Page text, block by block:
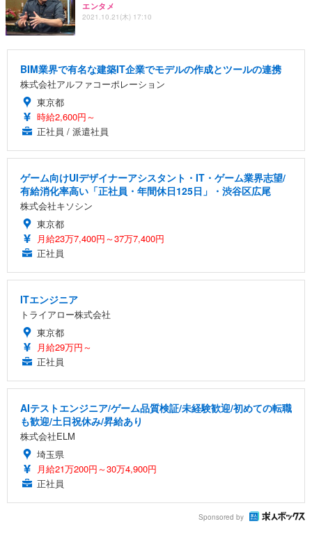
エンタメ
2021.10.21(木) 17:10
BIM業界で有名な建築IT企業でモデルの作成とツールの連携
株式会社アルファコーポレーション
東京都
時給2,600円～
正社員 / 派遣社員
ゲーム向けUIデザイナーアシスタント・IT・ゲーム業界志望/
有給消化率高い「正社員・年間休日125日」・渋谷区広尾
株式会社キソシン
東京都
月給23万7,400円～37万7,400円
正社員
ITエンジニア
トライアロー株式会社
東京都
月給29万円～
正社員
AIテストエンジニア/ゲーム品質検証/未経験歓迎/初めての転職
も歓迎/土日祝休み/昇給あり
株式会社ELM
埼玉県
月給21万200円～30万4,900円
正社員
Sponsored by